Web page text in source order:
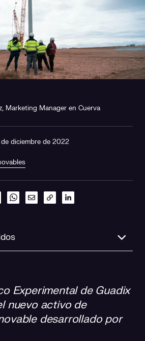
Marketing Manager en Cuerva
diciembre de 2022
el desarrollo de activos renovables
Experimental de Guadix
nuevo activo de
desarrollado por